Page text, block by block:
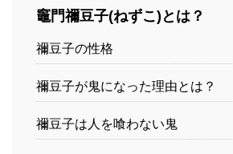
竈門禰豆子(ねずこ)とは？
禰豆子の性格
禰豆子が鬼になった理由とは？
禰豆子は人を喰わない鬼